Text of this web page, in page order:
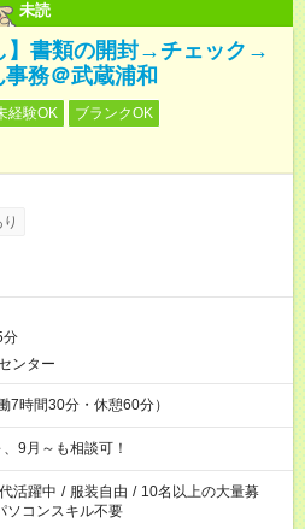
未読
】書類の開封→チェック→
務＠武蔵浦和
経験OK
ブランクOK
分
ンター
7時間30分・休憩60分）
9月～も相談可！
活躍中 / 服装自由 / 10名以上の大量募
ソコンスキル不要